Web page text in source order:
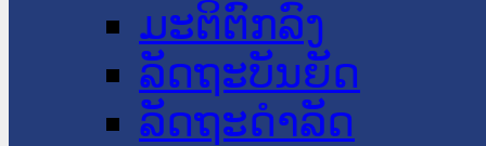
ມະຕິຕົກລົງ
ລັດຖະບັນຍັດ
ລັດຖະດໍາລັດ